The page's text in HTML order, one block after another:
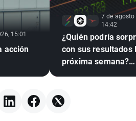
15:01
acción
7 de agosto
14:42
¿Quién podría
con sus resultados
próxima semana?